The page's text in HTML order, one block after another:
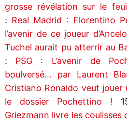
grosse révélation sur le
: Real Madrid : Florentino
l’avenir de ce joueur
Tuchel aurait pu atterrir au
: PSG : L’avenir de
boulversé… par Laurent
Cristiano Ronaldo veut jouer
le dossier Pochettino !
Griezmann livre les coulisses